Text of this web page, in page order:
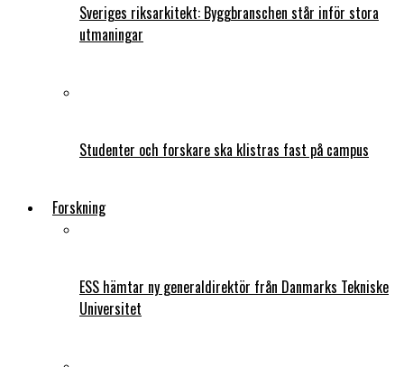
Sveriges riksarkitekt: Byggbranschen står inför stora
utmaningar
Studenter och forskare ska klistras fast på campus
Forskning
ESS hämtar ny generaldirektör från Danmarks Tekniske
Universitet